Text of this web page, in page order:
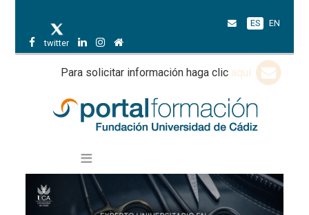
twitter
ES EN
Para solicitar información haga clic aquí